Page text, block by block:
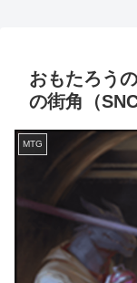
おもたろう
の街角（
MTG